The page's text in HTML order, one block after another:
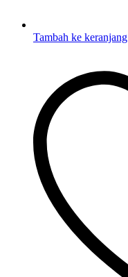
Tambah ke keranjang